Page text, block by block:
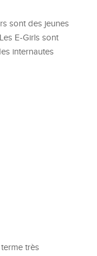
sont des jeunes
E-Girls sont
internautes
très